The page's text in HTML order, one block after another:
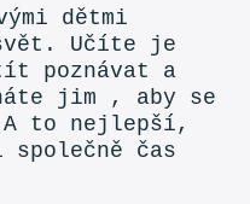
dětmi
Učíte je
poznávat a
jim , aby se
to nejlepší,
čas